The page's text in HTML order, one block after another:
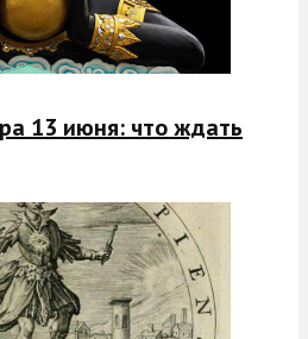
13 июня: что ждать